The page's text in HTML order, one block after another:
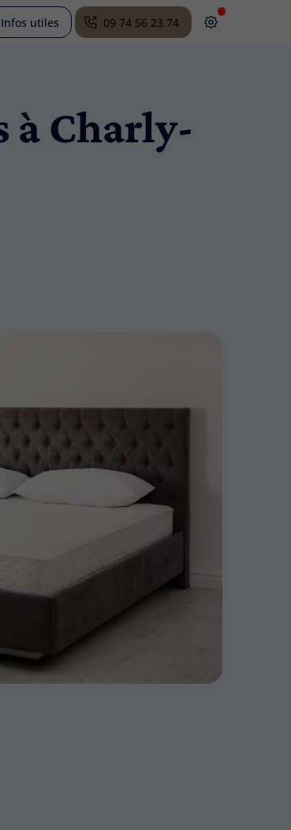
Infos utiles 09 74 56 23 74
à Charly-